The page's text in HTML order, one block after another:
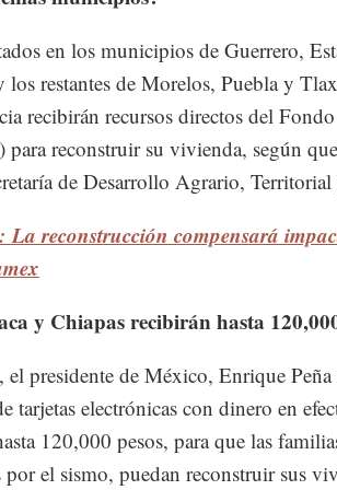
en los municipios de Guerrero,
los restantes de Morelos, Puebla y
recibirán recursos directos del
para reconstruir su vivienda, según
de Desarrollo Agrario,
La reconstrucción compensará
y Chiapas recibirán hasta
el presidente de México, Enrique
tarjetas electrónicas con dinero en
120,000 pesos, para que las
por el sismo, puedan reconstruir sus